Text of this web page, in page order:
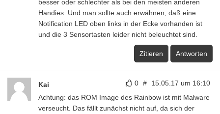
besser oder schlechter als bei den meisten anderen
Handies. Und man sollte auch erwähnen, daß eine
Notification LED oben links in der Ecke vorhanden ist
und die 3 Sensortasten leider nicht beleuchtet sind.
Zitieren Antworten
0 # 15.05.17 um 16:10
Kai
Achtung: das ROM Image des Rainbow ist mit Malware
verseucht. Das fällt zunächst nicht auf, da sich der